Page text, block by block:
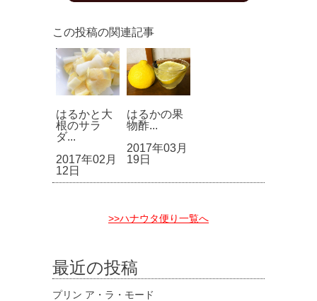
この投稿の関連記事
はるかと大
根のサラ
ダ...
2017年02月
12日
はるかの果
物酢...
2017年03月
19日
>>ハナウタ便り一覧へ
最近の投稿
プリン ア・ラ・モード